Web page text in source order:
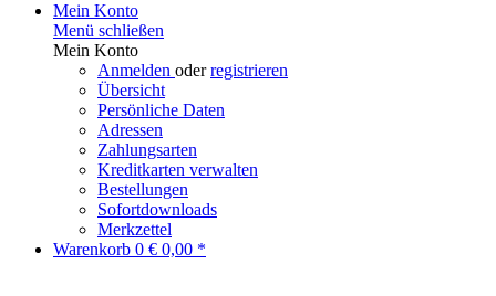
Mein Konto
Menü schließen
Mein Konto
Anmelden oderregistrieren
Übersicht
Persönliche Daten
Adressen
Zahlungsarten
Kreditkarten verwalten
Bestellungen
Sofortdownloads
Merkzettel
Warenkorb 0 € 0,00 *